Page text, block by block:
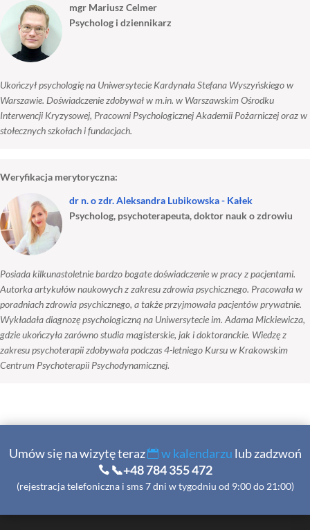
mgr Mariusz Celmer
Psycholog i dziennikarz
Ukończył psychologię na Uniwersytecie Kardynała Stefana Wyszyńskiego w
Warszawie. Doświadczenie zdobywał w m.in. w Warszawskim Ośrodku
Interwencji Kryzysowej, Pracowni Psychologicznej Akademii Pożarniczej oraz w
stołecznych szkołach i fundacjach.
Weryfikacja merytoryczna:
dr n. o zdr. Aleksandra Lubikowska - Kałek
Psycholog, psychoterapeuta, doktor nauk o zdrowiu
Posiada kilkunastoletnie bardzo bogate doświadczenie w pracy z pacjentami.
Autorka artykułów naukowych z zakresu zdrowia psychicznego. Pracowała w
poradniach zdrowia psychicznego, a także przyjmowała pacjentów prywatnie.
Wykładała diagnozę psychologiczną na Uniwersytecie im. Adama Mickiewicza,
gdzie ukończyła zarówno studia magisterskie, jak i doktoranckie. Wiedzę z
zakresu psychoterapii zdobywała podczas 4-letniego Kursu w Krakowskim
Centrum Psychoterapii Psychodynamicznej.
Umów się na wizytę teraz w kalendarzu lub zadzwoń
📞+48 784 355 472
(rejestracja telefoniczna i sms 7 dni w tygodniu od 9:00 do 21:00)